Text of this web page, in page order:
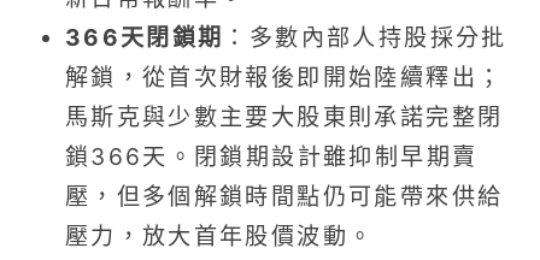
366天閉鎖期 ：多數內部人持股採分批
解鎖，從首次財報後即開始陸續釋出；
馬斯克與少數主要大股東則承諾完整閉
鎖366天。閉鎖期設計雖抑制早期賣
壓，但多個解鎖時間點仍可能帶來供給
壓力，放大首年股價波動。